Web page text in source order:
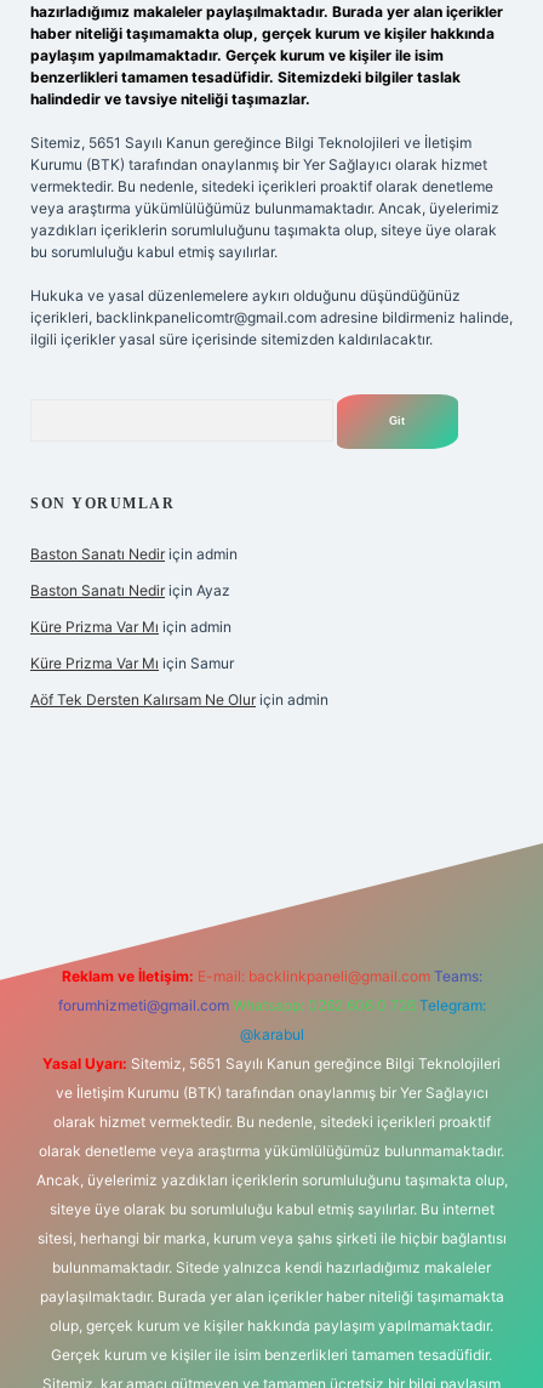
hazırladığımız makaleler paylaşılmaktadır. Burada yer alan içerikler
haber niteliği taşımamakta olup, gerçek kurum ve kişiler hakkında
paylaşım yapılmamaktadır. Gerçek kurum ve kişiler ile isim
benzerlikleri tamamen tesadüfidir. Sitemizdeki bilgiler taslak
halindedir ve tavsiye niteliği taşımazlar.
Sitemiz, 5651 Sayılı Kanun gereğince Bilgi Teknolojileri ve İletişim
Kurumu (BTK) tarafından onaylanmış bir Yer Sağlayıcı olarak hizmet
vermektedir. Bu nedenle, sitedeki içerikleri proaktif olarak denetleme
veya araştırma yükümlülüğümüz bulunmamaktadır. Ancak, üyelerimiz
yazdıkları içeriklerin sorumluluğunu taşımakta olup, siteye üye olarak
bu sorumluluğu kabul etmiş sayılırlar.
Hukuka ve yasal düzenlemelere aykırı olduğunu düşündüğünüz
içerikleri, backlinkpanelicomtr@gmail.com adresine bildirmeniz halinde,
ilgili içerikler yasal süre içerisinde sitemizden kaldırılacaktır.
SON YORUMLAR
Baston Sanatı Nedir için admin
Baston Sanatı Nedir için Ayaz
Küre Prizma Var Mı için admin
Küre Prizma Var Mı için Samur
Aöf Tek Dersten Kalırsam Ne Olur için admin
Reklam ve İletişim: E-mail: backlinkpaneli@gmail.com Teams:
forumhizmeti@gmail.com Whatsapp: 0262 606 0 726 Telegram:
@karabul
Yasal Uyarı: Sitemiz, 5651 Sayılı Kanun gereğince Bilgi Teknolojileri
ve İletişim Kurumu (BTK) tarafından onaylanmış bir Yer Sağlayıcı
olarak hizmet vermektedir. Bu nedenle, sitedeki içerikleri proaktif
olarak denetleme veya araştırma yükümlülüğümüz bulunmamaktadır.
Ancak, üyelerimiz yazdıkları içeriklerin sorumluluğunu taşımakta olup,
siteye üye olarak bu sorumluluğu kabul etmiş sayılırlar. Bu internet
sitesi, herhangi bir marka, kurum veya şahıs şirketi ile hiçbir bağlantısı
bulunmamaktadır. Sitede yalnızca kendi hazırladığımız makaleler
paylaşılmaktadır. Burada yer alan içerikler haber niteliği taşımamakta
olup, gerçek kurum ve kişiler hakkında paylaşım yapılmamaktadır.
Gerçek kurum ve kişiler ile isim benzerlikleri tamamen tesadüfidir.
Sitemiz, kar amacı gütmeyen ve tamamen ücretsiz bir bilgi paylaşım